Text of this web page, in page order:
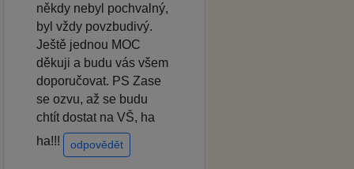
někdy nebyl pochvalný,
byl vždy povzbudivý.
Ještě jednou MOC
děkuji a budu vás všem
doporučovat. PS Zase
se ozvu, až se budu
chtít dostat na VŠ, ha
ha!!!
odpovědět